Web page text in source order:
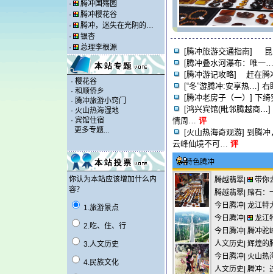
·
腾冲国殇园
·
腾冲樱花谷
·
腾冲，迷失在光阴的…
·
银杏
·
总理李根源
· 樱花谷
· 和顺侨乡
· 腾冲旅游小窍门
· 火山热海湿地
· 宾馆住宿
更多专题...
[腾冲旅游交通指南]
昆
[腾冲叠水河瀑布：唯一
[腾冲游记攻略]
赶在腾
[“冬”游腾冲:安享热…] 右
[腾冲老房子（一）] 下绮
[鸿兴宾馆(毗邻腾越商…]
情周… 评
[火山热海奇观游] 到腾冲
云峰仙境不可… 评
你认为本站应该增加什么内
容？
1.旅游景点
2.吃、住、行
3.人文历史
4.民族文化
特色腾冲
腾越翡翠|
带你
腾越翡翠| 赌石：
今日腾冲| 龙江特
今日腾冲|
龙江
今日腾冲| 腾冲驼
人文历史| 辉煌
今日腾冲| 火山热
人文历史| 腾冲：